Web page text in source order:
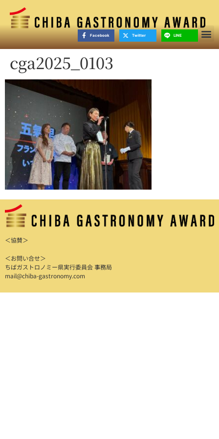
Facebook Twitter LINE
cga2025_0103
＜協賛＞
＜お問い合せ＞
ちばガストロノミー県実行委員会 事務局
mail@chiba-gastronomy.com